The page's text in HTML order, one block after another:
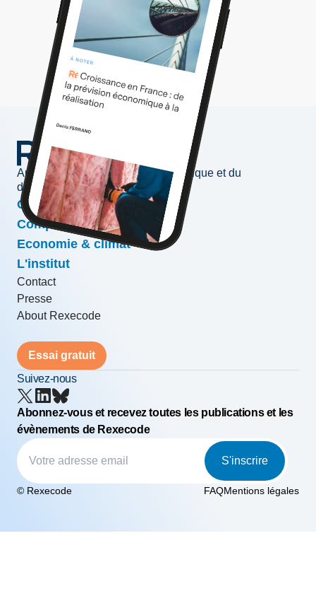
Au service de l'information économique et du
développement des entreprises
Conjoncture & prévisions
Compétitivité & croissance
Economie & climat
L'institut
Contact
Presse
About Rexecode
Essai gratuit
Suivez-nous
Abonnez-vous et recevez toutes les publications et les
évènements de Rexecode
S'inscrire
© Rexecode FAQMentions légales